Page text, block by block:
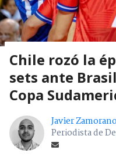
Chile rozó la
sets ante
Copa
Javier Zamorano
Periodista de